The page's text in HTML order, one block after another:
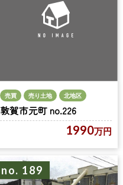
売買 売り土地 北地区
敦賀市元町 no.226
1990万円
no. 189